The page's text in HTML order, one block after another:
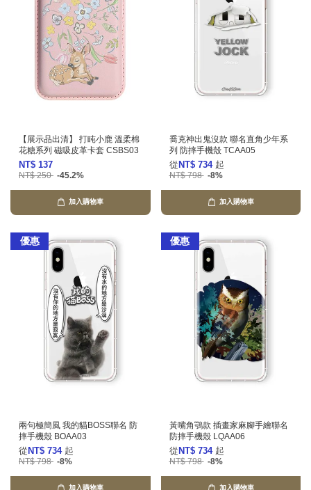
【展示品出清】 打盹小鹿 溫柔棉
花糖系列 磁吸皮革卡套 CSBS03
NT$ 137
NT$ 250 -45.2%
加入購物車
喬克神出鬼沒款 聯名直角少年系
列 防摔手機殼 TCAA05
從 NT$ 734 起
NT$ 798 -8%
加入購物車
優惠
兩句極簡風 我的貓BOSS聯名 防
摔手機殼 BOAA03
從 NT$ 734 起
NT$ 798 -8%
優惠
黃嘴角鶚款 插畫家麻腳手繪聯名
防摔手機殼 LQAA06
從 NT$ 734 起
NT$ 798 -8%